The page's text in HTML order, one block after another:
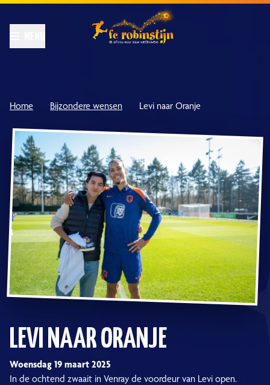
Home Bijzondere wensen Levi naar Oranje
LEVI NAAR ORANJE
Woensdag 19 maart 2025
In de ochtend zwaait in Venray de voordeur van Levi open.